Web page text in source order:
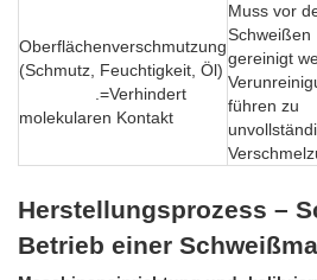
Oberflächenverschmutzung
(Schmutz, Feuchtigkeit, Öl)
.=Verhindert
molekularen Kontakt
Muss vor
Schweißen
gereinigt
führen zu
Herstellungsprozess –
Betrieb einer